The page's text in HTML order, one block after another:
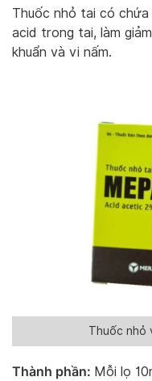
Thuốc nhỏ tai có
acid trong tai, làm
khuẩn và vi nấm.
Thuốc nhỏ
Thành phần: Mỗi lọ